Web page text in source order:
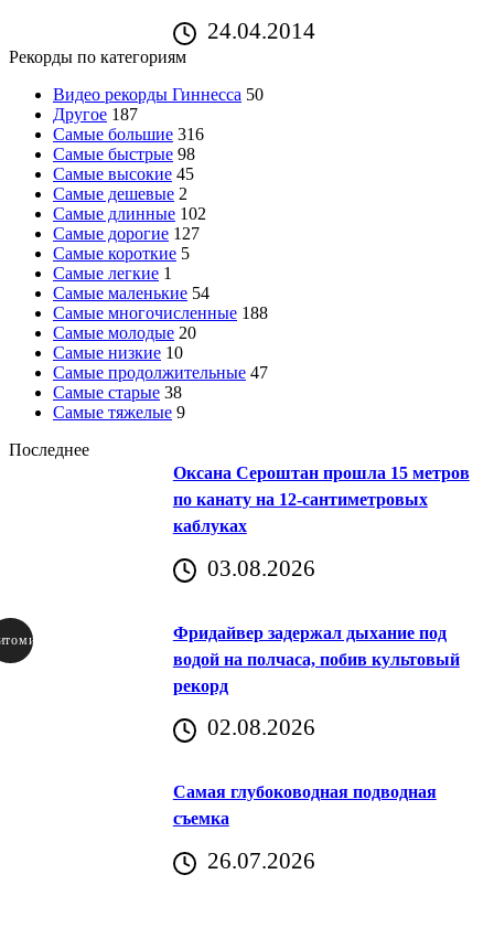
24.04.2014
Рекорды по категориям
Видео рекорды Гиннесса 50
Другое 187
Самые большие 316
Самые быстрые 98
Самые высокие 45
Самые дешевые 2
Самые длинные 102
Самые дорогие 127
Самые короткие 5
Самые легкие 1
Самые маленькие 54
Самые многочисленные 188
Самые молодые 20
Самые низкие 10
Самые продолжительные 47
Самые старые 38
Самые тяжелые 9
Последнее
Оксана Сероштан прошла 15 метров
по канату на 12-сантиметровых
каблуках
03.08.2026
Фридайвер задержал дыхание под
водой на полчаса, побив культовый
рекорд
02.08.2026
Самая глубоководная подводная
съемка
26.07.2026